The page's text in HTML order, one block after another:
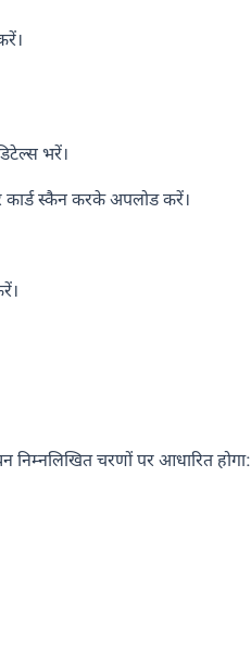
भरें।
कार्ड स्कैन करके अपलोड करें।
निम्नलिखित चरणों पर आधारित होगा: